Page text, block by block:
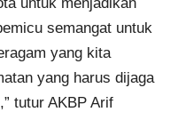
semangat untuk
yang kita
yang harus dijaga
tutur AKBP Arif